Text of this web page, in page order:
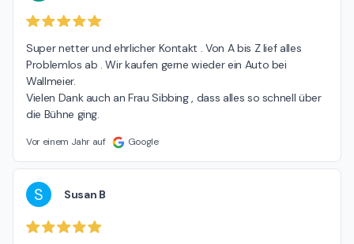
Super netter und ehrlicher Kontakt . Von A bis Z lief alles
Problemlos ab . Wir kaufen gerne wieder ein Auto bei
Wallmeier.
Vielen Dank auch an Frau Sibbing , dass alles so schnell über
die Bühne ging.
Vor einem Jahr auf Google
S Susan B